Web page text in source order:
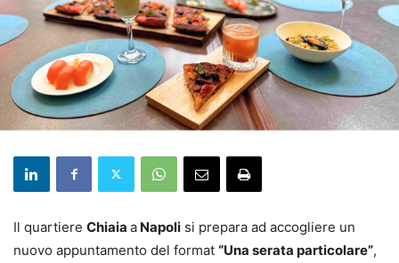
Il quartiere Chiaia a Napoli si prepara ad accogliere un
nuovo appuntamento del format “Una serata particolare”,